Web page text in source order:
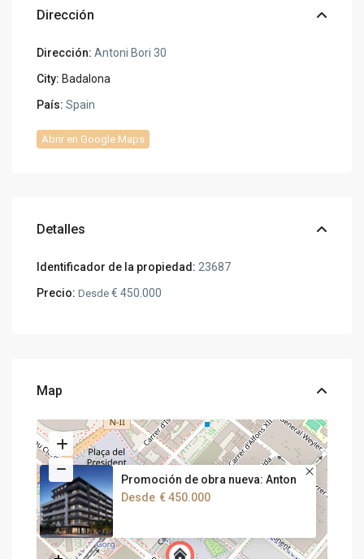
Dirección
Dirección: Antoni Bori 30
City: Badalona
País: Spain
Abrir en Google Maps
Detalles
Identificador de la propiedad: 23687
Precio: Desde € 450.000
Map
Promoción de obra nueva: Anton
Desde € 450.000